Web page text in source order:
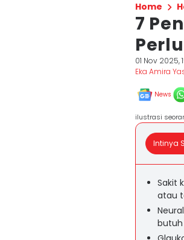
Home
7
01 Nov 2025,
Eka Amira
News
ilustrasi
Intinya
Sakit
atau